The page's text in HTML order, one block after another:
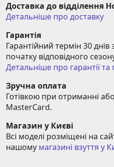
Доставка до відділення
Детальніше про доставку
Гарантія
Гарантійний термін 30
початку відповідного
Детальніше про гарантії
Зручна оплата
Готівкою при отриманні
MasterCard.
Магазин у Києві
Всі моделі розміщені на
нашому магазині взуття у